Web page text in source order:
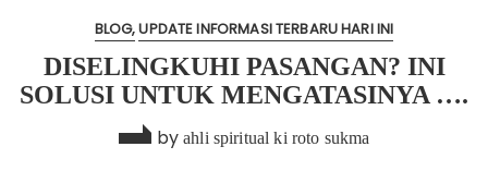
BLOG UPDATE INFORMASI TERBARU HARI INI
DISELINGKUHI PASANGAN? INI
SOLUSI UNTUK MENGATASINYA ….
byahli spiritual ki roto sukma